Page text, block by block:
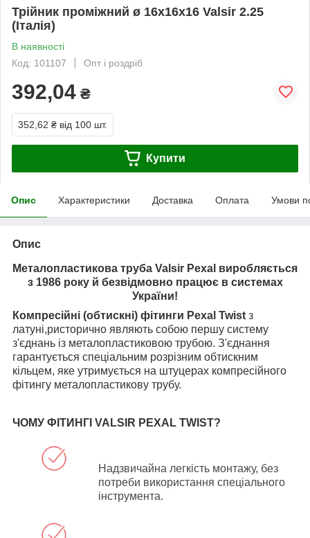
Трійник проміжний ø 16х16х16 Valsir 2.25
(Італія)
В наявності
Код: 101107
Опт і роздріб
392,04 ₴
352,62 ₴ від 100 шт.
Купити
Опис Характеристики Доставка Оплата Умови
Опис
Металопластикова труба Valsir Pexal виробляється
з 1986 року й безвідмовно працює в системах
України!
Компресійні (обтискні) фітинги Pexal Twist з
латуні,ристорично являють собою першу систему
з'єднань із металопластиковою трубою. З'єднання
гарантується спеціальним розрізним обтискним
кільцем, яке утримується на штуцерах компресійного
фітингу металопластикову трубу.
ЧОМУ ФІТИНГІ VALSIR PEXAL TWIST?
Надзвичайна легкість монтажу, без
потреби використання спеціального
інструмента.